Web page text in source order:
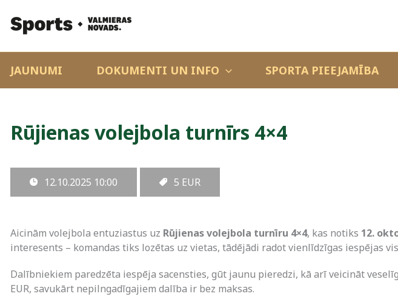
JAUNUMI DOKUMENTI UN INFO SPORTA PIEEJAMĪBA
Rūjienas volejbola turnīrs 4×4
12.10.2025 10:00 5 EUR
Aicinām volejbola entuziastus uz Rūjienas volejbola turnīru 4×4, kas notiks 12.
interesents – komandas tiks lozētas uz vietas, tādējādi radot vienlīdzīgas iespējas
Dalībniekiem paredzēta iespēja sacensties, gūt jaunu pieredzi, kā arī veicināt
EUR, savukārt nepilngadīgajiem dalība ir bez maksas.